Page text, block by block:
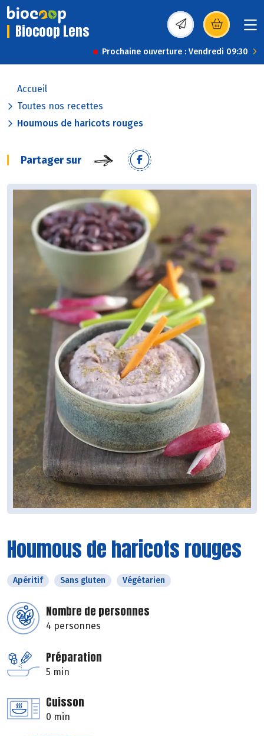
Biocoop Lens (s’ouvre dans une
Prochaine ouverture : Vendredi 09:30
Accueil
Toutes nos recettes
Houmous de haricots rouges
Partager sur
Houmous de haricots rouges
Apéritif Sans gluten Végétarien
Nombre de personnes
4 personnes
Préparation
5 min
Cuisson
0 min